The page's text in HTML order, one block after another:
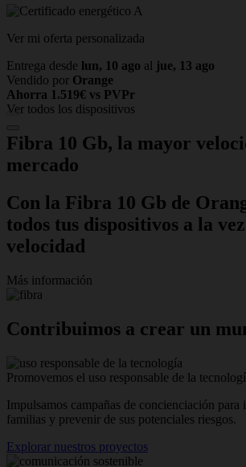
Ver mi oferta personalizada
Entrega desde lun, 10 ago al jue, 13 ago
Vendido por Orange
Ahorra 1.519€ vs PVPr
Ver todos los dispositivos
Fibra 10 Gb, la mayor
mercado
Con la Fibra 10 Gb de
todos tus dispositivos a la
velocidad
Más información
Contribuimos a crear un
Promovemos el uso responsable de la
Impulsamos campañas de concienciación para
familias y prevenir de sus potenciales riesgos.
Explorar nuestros proyectos